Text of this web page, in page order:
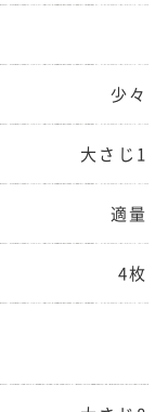
少々
大さじ1
適量
4枚